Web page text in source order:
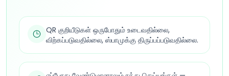
QR குறியீடுகள் ஒருபோதும் உடைவதில்லை,
விற்கப்படுவதில்லை, ஸ்பாமுக்கு திருப்பப்படுவதில்லை.